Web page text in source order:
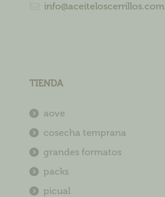
info@aceiteloscerrillos.com
TIENDA
aove
cosecha temprana
grandes formatos
packs
picual